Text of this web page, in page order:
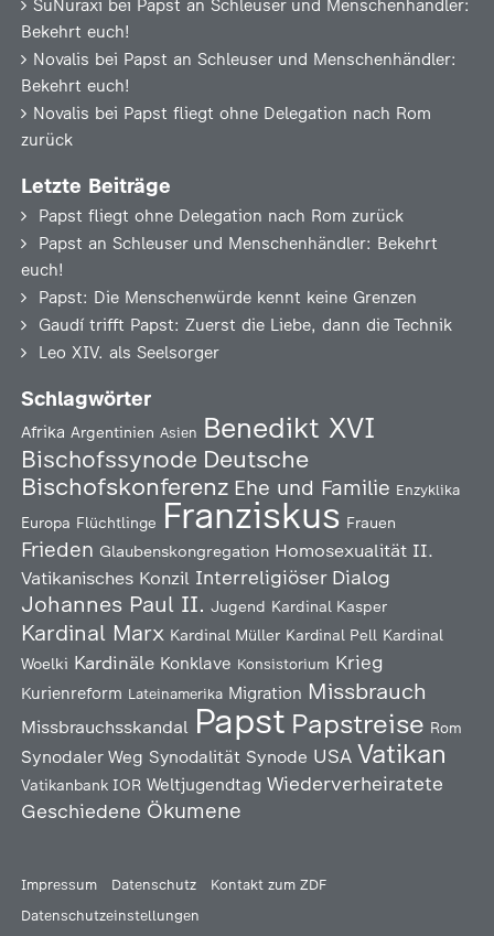
SuNuraxi bei Papst an Schleuser und Menschenhändler:
Bekehrt euch!
Novalis bei Papst an Schleuser und Menschenhändler:
Bekehrt euch!
Novalis bei Papst fliegt ohne Delegation nach Rom
zurück
Letzte Beiträge
Papst fliegt ohne Delegation nach Rom zurück
Papst an Schleuser und Menschenhändler: Bekehrt
euch!
Papst: Die Menschenwürde kennt keine Grenzen
Gaudí trifft Papst: Zuerst die Liebe, dann die Technik
Leo XIV. als Seelsorger
Schlagwörter
Afrika Argentinien Asien Benedikt XVI
Bischofssynode Deutsche
Bischofskonferenz Ehe und Familie Enzyklika
Europa Flüchtlinge Franziskus Frauen
Frieden Glaubenskongregation Homosexualität II.
Vatikanisches Konzil Interreligiöser Dialog
Johannes Paul II. Jugend Kardinal Kasper
Kardinal Marx Kardinal Müller Kardinal Pell Kardinal
Woelki Kardinäle Konklave Konsistorium Krieg
Kurienreform Lateinamerika Migration Missbrauch
Missbrauchsskandal Papst Papstreise Rom
Synodaler Weg Synodalität Synode USA Vatikan
Vatikanbank IOR Weltjugendtag Wiederverheiratete
Geschiedene Ökumene
Impressum Datenschutz
Kontakt zum ZDF
Datenschutzeinstellungen